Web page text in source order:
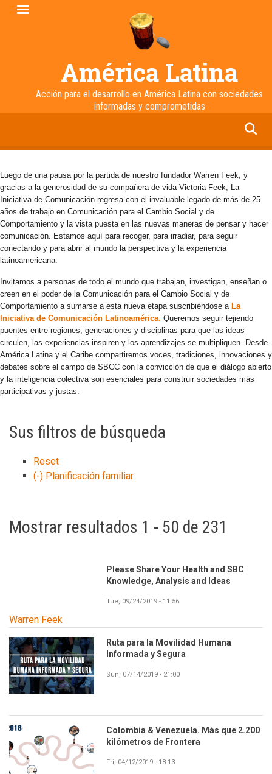
Pasar
América Latina
Acción para el desarrollo en América Latina con sociedades
informadas y comprometidas
Luego de una pausa por la partida de nuestro fundador Warren Feek, y
gracias a la generosidad de su compañera de vida Victoria Feek, La
Iniciativa de Comunicación regresa con el invaluable legado de más de 25
años de trabajo en Comunicación para el Cambio Social y de
Comportamiento y la vista puesta en las nuevas maneras de pensar y hacer
comunicación. Estamos aquí para recoger, para irradiar, para seguir
conectando y para abrir al mundo la perspectiva y la experiencia
latinoamericana.
Invitamos a personas de todo el mundo que trabajan, investigan, enseñan o
creen en el poder de la Comunicación para el Cambio Social y de
Comportamiento a sumarse a esta nueva etapa suscribiéndose a La
Iniciativa de Comunicación Latinoamérica. Queremos seguir tejiendo
puentes entre regiones, generaciones y disciplinas para que las ideas
circulen, las experiencias inspiren y los aprendizajes se multipliquen. Desde
América Latina y el Caribe compartiremos voces, tradiciones, innovaciones y
debates sobre el campo de SBCC con la convicción de que el diálogo abierto
y la inteligencia colectiva son esenciales para construir sociedades más
participativas y justas.
Sus filtros de búsqueda
Reset
(-) Planificación familiar
Mostrar resultados 1 - 50 de 231
Please Share Your Health and SBC
Knowledge, Analysis and Ideas
Tue, 09/24/2019 - 11:56
Warren Feek
Ruta para la Movilidad Humana
Informada y Segura
Sun, 07/14/2019 - 21:00
Colombia & Venezuela. Más que 2.200
kilómetros de Frontera
Fri, 04/12/2019 - 18:13